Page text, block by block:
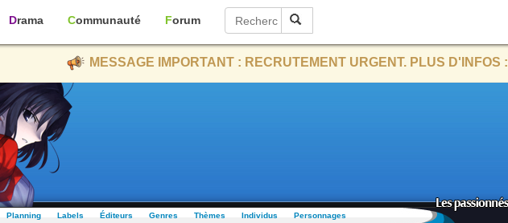
Drama Communauté Forum
MESSAGE IMPORTANT : RECRUTEMENT URGENT. PLUS D'INFOS :
Planning Labels Éditeurs Genres Thèmes Individus Personnages